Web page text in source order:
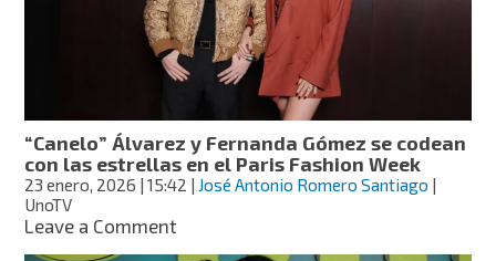
grabado
que
se
hizo
“Canelo” Álvarez y Fernanda Gómez se codean
con las estrellas en el Paris Fashion Week
23 enero, 2026 | 15:42 | José Antonio Romero Santiago |
UnoTV
Leave a Commenton